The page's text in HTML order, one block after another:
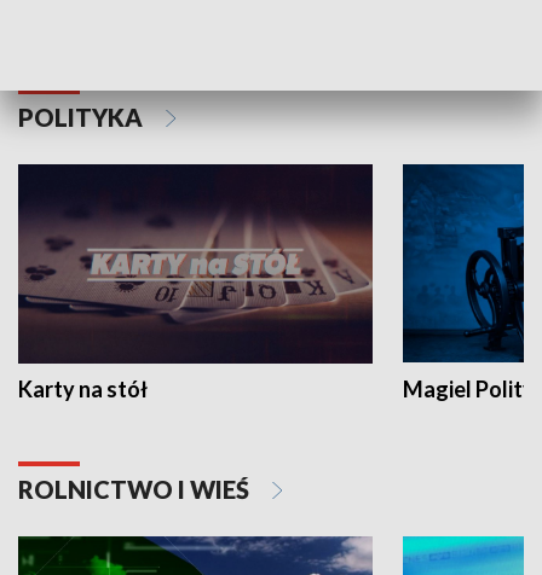
POLITYKA
Karty na stół Magiel
ROLNICTWO I WIEŚ